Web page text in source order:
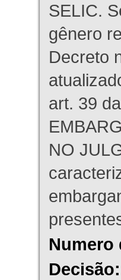
SELIC.
gênero
Decreto
art. 39
NO
Numero
Decisão: